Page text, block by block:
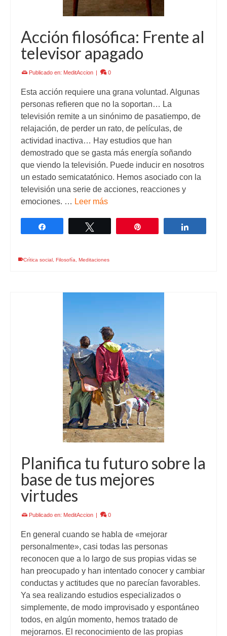
Acción filosófica: Frente al
televisor apagado
Publicado en: MeditAccion | 0
Esta acción requiere una grana voluntad. Algunas
personas refieren que no la soportan… La
televisión remite a un sinónimo de pasatiempo, de
relajación, de perder un rato, de películas, de
actividad inactiva… Hay estudios que han
demostrado que se gasta más energía soñando
que viendo la televisión. Puede inducir en nosotros
un estado semicatatónico. Hemos asociado con la
televisión una serie de acciones, reacciones y
emociones. … Leer más
Crítica social Filosofía Meditaciones
Planifica tu futuro sobre la
base de tus mejores
virtudes
Publicado en: MeditAccion | 0
En general cuando se habla de «mejorar
personalmente», casi todas las personas
reconocen que a lo largo de sus propias vidas se
han preocupado y han intentado conocer y cambiar
conductas y actitudes que no parecían favorables.
Ya sea realizando estudios especializados o
simplemente, de modo improvisado y espontáneo
todos, en algún momento, hemos tratado de
mejorarnos. El reconocimiento de las propias